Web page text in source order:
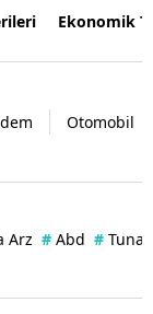
Ekonomik
Otomobil
Arz # Abd # Tuna